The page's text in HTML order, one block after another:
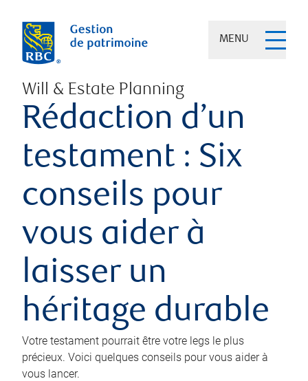
MENU
Will & Estate Planning
Rédaction d’un
testament : Six
conseils pour
vous aider à
laisser un
héritage durable
Votre testament pourrait être votre legs le plus
précieux. Voici quelques conseils pour vous aider à
vous lancer.